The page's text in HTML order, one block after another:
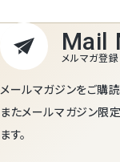
メールマガジンをご購
またメールマガジン限
ます。